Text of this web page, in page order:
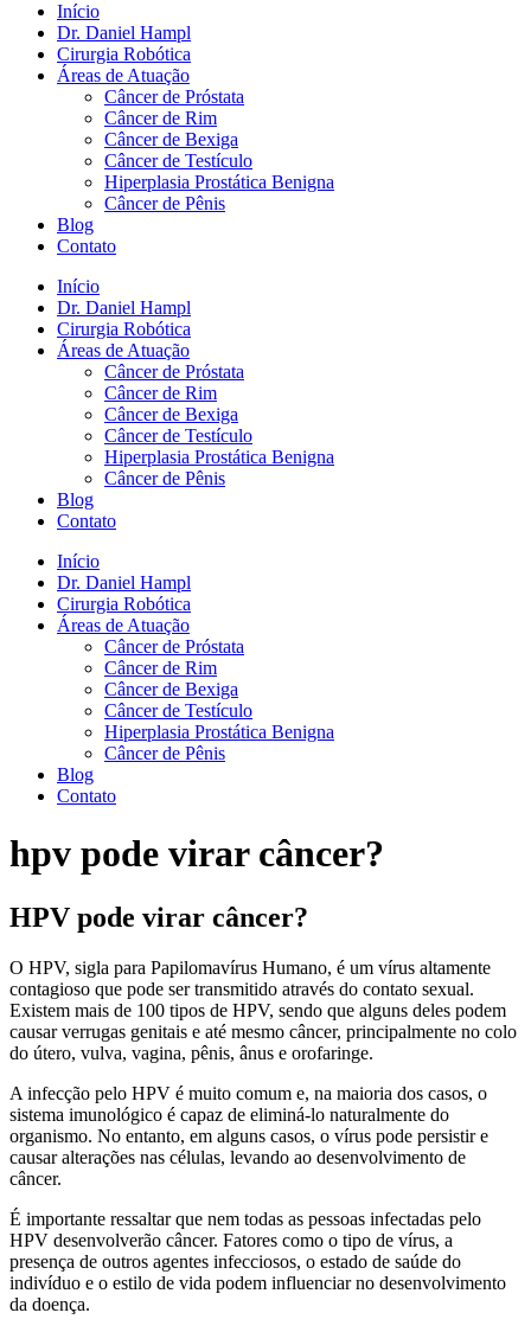
Início
Dr. Daniel Hampl
Cirurgia Robótica
Áreas de Atuação
Câncer de Próstata
Câncer de Rim
Câncer de Bexiga
Câncer de Testículo
Hiperplasia Prostática Benigna
Câncer de Pênis
Blog
Contato
Início
Dr. Daniel Hampl
Cirurgia Robótica
Áreas de Atuação
Câncer de Próstata
Câncer de Rim
Câncer de Bexiga
Câncer de Testículo
Hiperplasia Prostática Benigna
Câncer de Pênis
Blog
Contato
Início
Dr. Daniel Hampl
Cirurgia Robótica
Áreas de Atuação
Câncer de Próstata
Câncer de Rim
Câncer de Bexiga
Câncer de Testículo
Hiperplasia Prostática Benigna
Câncer de Pênis
Blog
Contato
hpv pode virar câncer?
HPV pode virar câncer?
O HPV, sigla para Papilomavírus Humano, é um vírus altamente
contagioso que pode ser transmitido através do contato sexual.
Existem mais de 100 tipos de HPV, sendo que alguns deles podem
causar verrugas genitais e até mesmo câncer, principalmente no colo
do útero, vulva, vagina, pênis, ânus e orofaringe.
A infecção pelo HPV é muito comum e, na maioria dos casos, o
sistema imunológico é capaz de eliminá-lo naturalmente do
organismo. No entanto, em alguns casos, o vírus pode persistir e
causar alterações nas células, levando ao desenvolvimento de
câncer.
É importante ressaltar que nem todas as pessoas infectadas pelo
HPV desenvolverão câncer. Fatores como o tipo de vírus, a
presença de outros agentes infecciosos, o estado de saúde do
indivíduo e o estilo de vida podem influenciar no desenvolvimento
da doença.